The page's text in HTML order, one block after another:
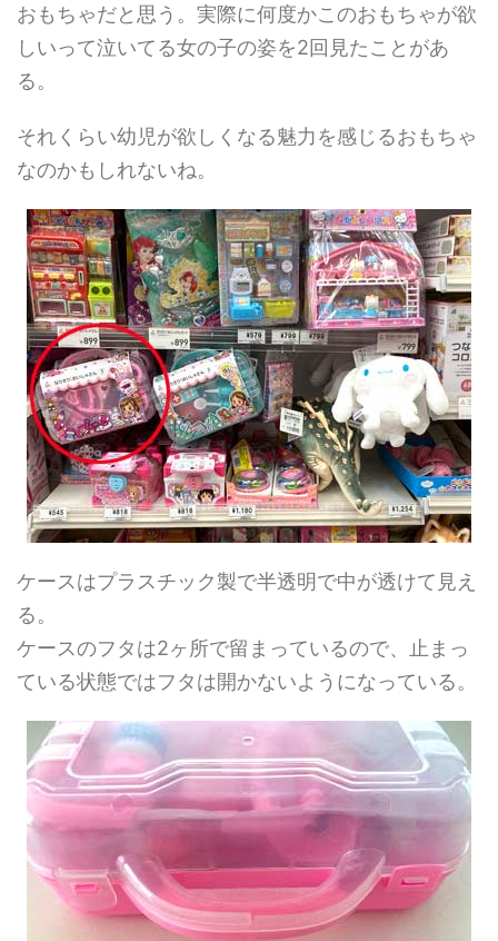
おもちゃだと思う。実際に何度かこのおもちゃが欲
しいって泣いてる女の子の姿を2回見たことがあ
る。
それくらい幼児が欲しくなる魅力を感じるおもちゃ
なのかもしれないね。
ケースはプラスチック製で半透明で中が透けて見え
る。
ケースのフタは2ヶ所で留まっているので、止まっ
ている状態ではフタは開かないようになっている。